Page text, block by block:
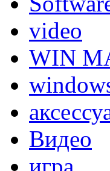
video
WIN
Видео
игра